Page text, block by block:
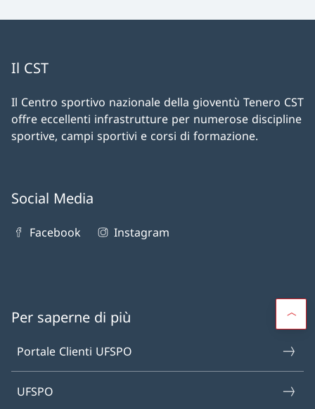
Il CST
Il Centro sportivo nazionale della gioventù Tenero CST
offre eccellenti infrastrutture per numerose discipline
sportive, campi sportivi e corsi di formazione.
Social Media
Facebook Instagram
Per saperne di più
Portale Clienti UFSPO
UFSPO